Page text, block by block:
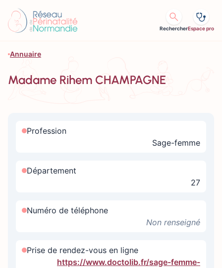
RechercherEspace pro
Annuaire
Madame Rihem CHAMPAGNE
Profession
Sage-femme
Département
27
Numéro de téléphone
Non renseigné
Prise de rendez-vous en ligne
https://www.doctolib.fr/sage-femme-